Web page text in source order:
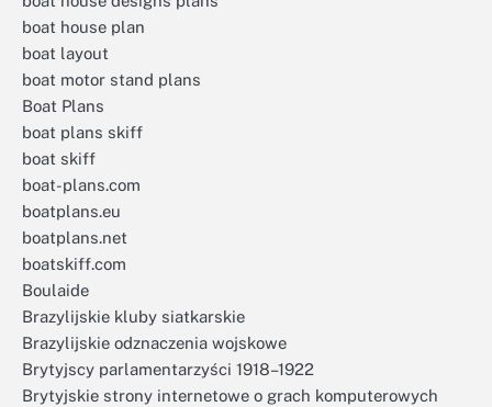
boat house plan
boat layout
boat motor stand plans
Boat Plans
boat plans skiff
boat skiff
boat-plans.com
boatplans.eu
boatplans.net
boatskiff.com
Boulaide
Brazylijskie kluby siatkarskie
Brazylijskie odznaczenia wojskowe
Brytyjscy parlamentarzyści 1918–1922
Brytyjskie strony internetowe o grach komputerowych